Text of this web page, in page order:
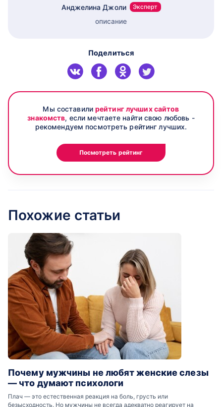
Анджелина Джоли Эксперт
описание
Поделиться
Мы составилирейтинг лучших сайтов
знакомств, если мечтаете найти свою любовь -
рекомендуем посмотреть рейтинг лучших.
Посмотреть рейтинг
Похожие статьи
Почему мужчины не любят женские слезы
— что думают психологи
Плач — это естественная реакция на боль, грусть или
безысходность. Но мужчины не всегда адекватно реагирует на